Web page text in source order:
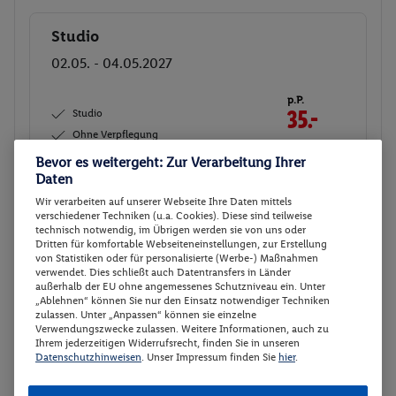
Buchen
Studio
02.05. - 04.05.2027
Studio
Ohne Verpflegung
p.P.
35.-
Veranstalter:
Weitere Informationen des
Veranstalters
Buchen
Buchen
Studio
03.05. - 05.05.2027
Studio
p.P.
35.-
Gesamt 70 €
Bevor es weitergeht: Zur Verarbeitung Ihrer
Daten
Wir verarbeiten auf unserer Webseite Ihre Daten mittels
verschiedener Techniken (u.a. Cookies). Diese sind teilweise
technisch notwendig, im Übrigen werden sie von uns oder
Dritten für komfortable Webseiteneinstellungen, zur Erstellung
von Statistiken oder für personalisierte (Werbe-) Maßnahmen
verwendet. Dies schließt auch Datentransfers in Länder
außerhalb der EU ohne angemessenes Schutzniveau ein. Unter
„Ablehnen“ können Sie nur den Einsatz notwendiger Techniken
zulassen. Unter „Anpassen“ können sie einzelne
Verwendungszwecke zulassen. Weitere Informationen, auch zu
Ihrem jederzeitigen Widerrufsrecht, finden Sie in unseren
Datenschutzhinweisen . Unser Impressum finden Sie hier.